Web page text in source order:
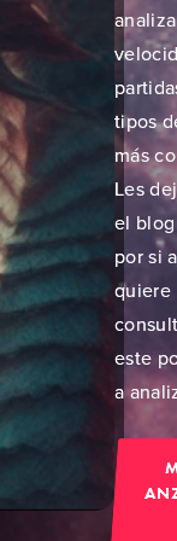
tipos
más
Les
el
por si
quiere
este
a